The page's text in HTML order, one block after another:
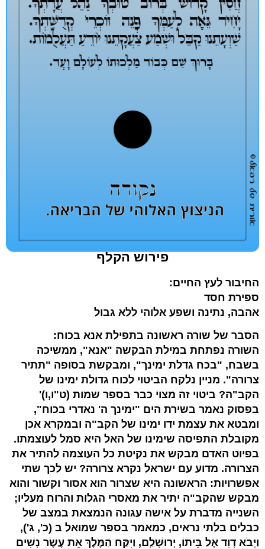
פירוש הקלף
החיבור לעץ החיים:
ספירת חסד
אהבה, נתינה ושפע אלוהי ללא גבול
הסבר של שורה ראשונה בתפילת אנא בכוח:
השורה נפתחת במילת הבקשה "אנא", ממשיכה
בשבח, "בכח גדלת ימינך", ומבקשת בסופה "תתיר
צרורה". מניין נלקח הביטוי לכוח גדולת ימינו של
הקב"ה? ביטוי זה מצוי כבר בספר שמות (ט"ו,ו)'
בפסוק נאמר בשירת הים "ימינך ה' נאדרי בכוח",
ומבטא את עצמת ידו ימינו של הקב"ה ובמקרא אכן
מקובלת התפיסה שימינו של האל היא סמל לעוצמתו.
בפיוט האדם מבקש את נקיטת כל העוצמה להתיר את
הצרורה. מדוע עם ישראל נקרא צרורה? יש לכך שתי
אפשרויות: הראשונה היא שצרור הוא אסור וקשור והוא
מבקש שהקב"ה יתיר את מאסרי הגלות והרוח מעליו;
השנייה מדברת על אישה עגונה הנמצאת במצב של
כבלים בלתי נראים, כמאמר בספר שמואל ב (כ', ג'),
וַיָּבֹא דָוִד אֶל בֵּיתוֹ, יְרוּשָׁלִַם, וַיִּקַּח הַמֶּלֶךְ אֵת עֶשֶׂר נָשִׁים